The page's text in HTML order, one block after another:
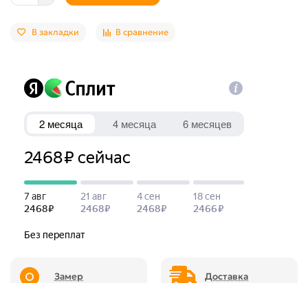
В закладки В сравнение
Замер Доставка